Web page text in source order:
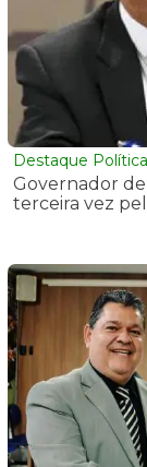
Destaque Política
Governador
terceira vez